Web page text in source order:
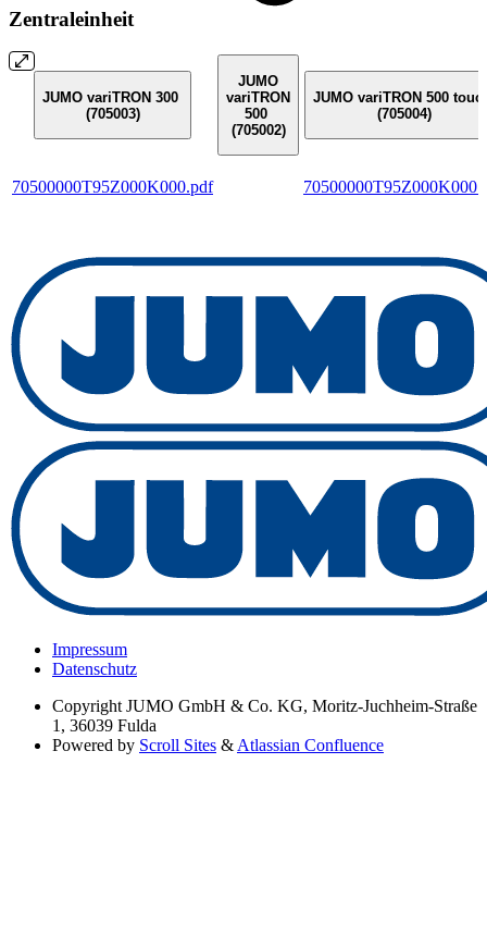
Zentraleinheit
JUMO variTRON 300
(705003)
JUMO
variTRON
500
(705002)
JUMO variTRON 500
(705004)
70500000T95Z000K000.pdf
Impressum
Datenschutz
Copyright JUMO GmbH & Co. KG, Moritz-Juchheim-Straße
1, 36039 Fulda
Powered by Scroll Sites & Atlassian Confluence